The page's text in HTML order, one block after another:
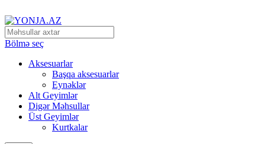
Bölmə seç
Aksesuarlar
Başqa aksesuarlar
Eynəklər
Alt Geyimlər
Digər Məhsullar
Üst Geyimlər
Kurtkalar